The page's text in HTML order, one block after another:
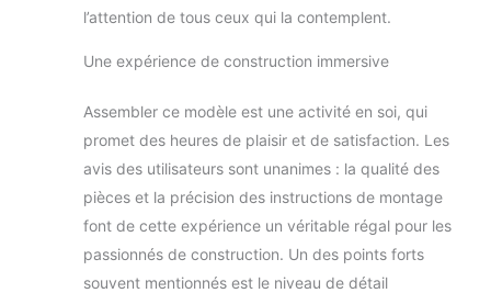
brodées au dos.
sélectionner la taille
fonction du tableau
avez le choix entre
5 tailles.
l’attention de tous ceux qui la contemplent.
Une expérience de construction immersive
Assembler ce modèle est une activité en soi, qui
promet des heures de plaisir et de satisfaction. Les
avis des utilisateurs sont unanimes : la qualité des
pièces et la précision des instructions de montage
font de cette expérience un véritable régal pour les
passionnés de construction. Un des points forts
souvent mentionnés est le niveau de détail